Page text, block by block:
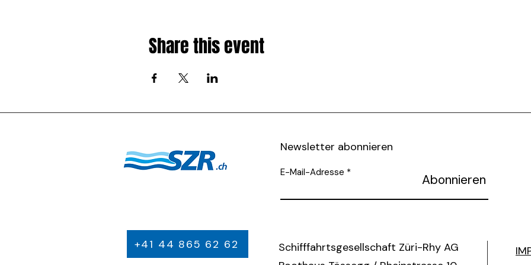
Share this event
Newsletter abonnieren
E-Mail-Adresse Abonnieren
+41 44 865 62 62
Schifffahrtsgesellschaft Züri-Rhy AG